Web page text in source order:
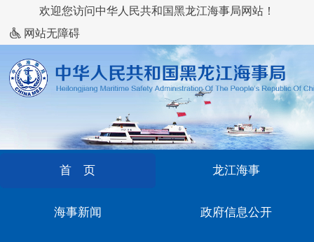
欢迎您访问中华人民共和国黑龙江海事局网站！
网站无障碍
首 页 龙江海事
海事新闻 政府信息公开